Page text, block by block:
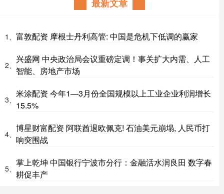
最新文章
1、 富敦配资 摩根士丹利高管: 中国是危机下低调的赢家
2、
兴盛网 中央政治局会议重磅定调！事关扩大内需、人工
智能、房地产市场
3、
米涂配资 今年1—3月份全国规模以上工业企业利润增长
15.5%
4、
博星财富配资 阿联酋退欧佩克! 石油美元崩塌, 人民币打
响突围战
5、
掌上乾坤 中国银行宁波市分行：金融活水润良田 数字春
耕促丰产